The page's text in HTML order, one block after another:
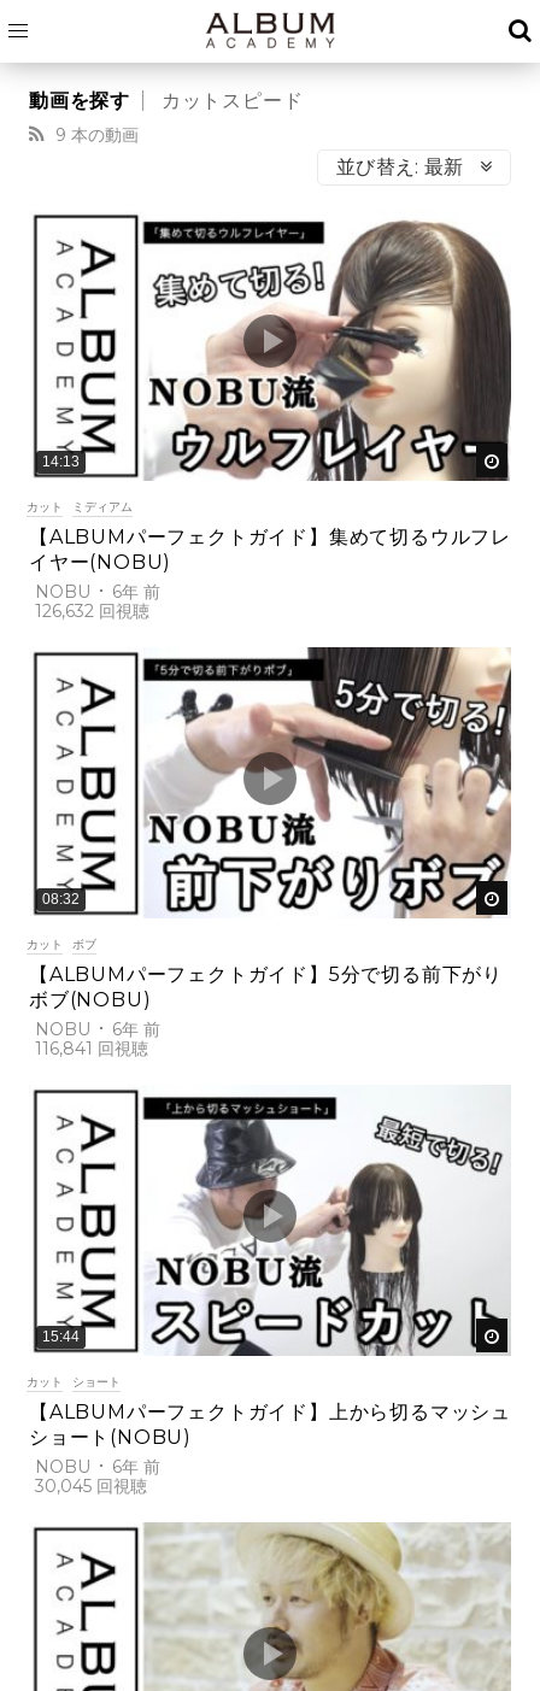
カットスピード
9 本の動画
並び替え: 最新
14:13
カット ミディアム
【ALBUMパーフェクトガイド】集めて切るウルフレ
イヤー(NOBU)
NOBU
6年 前
126,632
08:32
カット ボブ
【ALBUMパーフェクトガイド】5分で切る前下がり
ボブ(NOBU)
NOBU
6年 前
116,841
15:44
カット ショート
【ALBUMパーフェクトガイド】上から切るマッシュ
ショート(NOBU)
NOBU
6年 前
30,045